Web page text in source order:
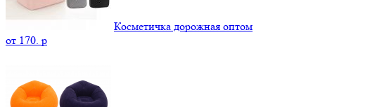
Косметичка дорожная оптом
от 170. p